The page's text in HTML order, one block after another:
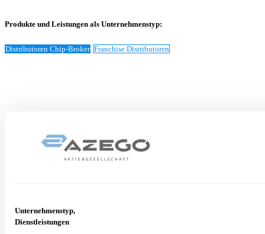
Produkte und Leistungen als Unternehmenstyp:
Distributoren Chip-Broker Franchise Distributoren
Unternehmenstyp,
Dienstleistungen